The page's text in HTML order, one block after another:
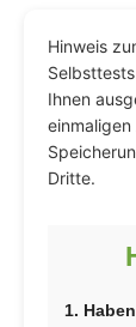
Hinweis
Ihnen
Dritte.
1.